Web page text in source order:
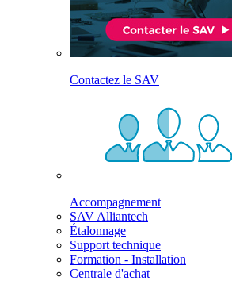
Contactez le SAV
Accompagnement
SAV Alliantech
Étalonnage
Support technique
Formation - Installation
Centrale d'achat